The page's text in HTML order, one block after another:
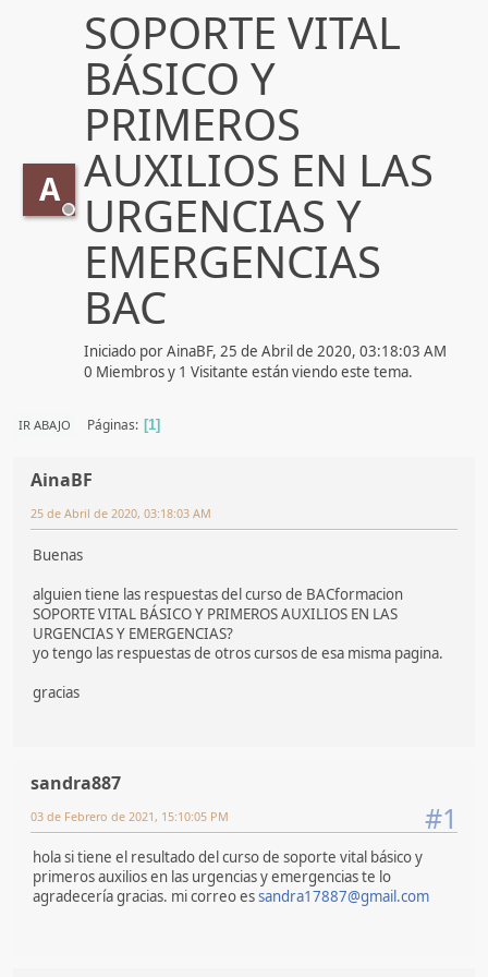
A
SOPORTE VITAL
BÁSICO Y
PRIMEROS
AUXILIOS EN LAS
URGENCIAS Y
EMERGENCIAS
BAC
Iniciado por AinaBF, 25 de Abril de 2020, 03:18:03 AM
0 Miembros y 1 Visitante están viendo este tema.
IR ABAJO Páginas 1
AinaBF
25 de Abril de 2020, 03:18:03 AM
Buenas
alguien tiene las respuestas del curso de BACformacion
SOPORTE VITAL BÁSICO Y PRIMEROS AUXILIOS EN LAS
URGENCIAS Y EMERGENCIAS?
yo tengo las respuestas de otros cursos de esa misma pagina.
gracias
sandra887
#1
03 de Febrero de 2021, 15:10:05 PM
hola si tiene el resultado del curso de soporte vital básico y
primeros auxilios en las urgencias y emergencias te lo
agradecería gracias. mi correo essandra17887@gmail.com